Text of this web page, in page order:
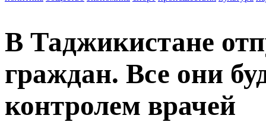
В Таджикистане
граждан. Все они
контролем врачей